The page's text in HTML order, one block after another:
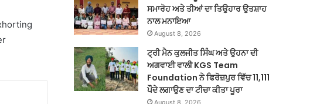
ਸਮਾਰੋਹ ਅਤੇ ਤੀਆਂ ਦਾ ਤਿਉਹਾਰ ਉਤਸ਼ਾਹ
ਨਾਲ ਮਨਾਇਆ
August 8, 2026
ਟ੍ਰੀ ਮੈਨ ਕੁਲਜੀਤ ਸਿੰਘ ਅਤੇ ਉਹਨਾ ਦੀ
ਅਗਵਾਈ ਵਾਲੀ KGS Team
Foundation ਨੇ ਫਿਰੋਜ਼ਪੁਰ ਵਿੱਚ 11,111
ਪੌਦੇ ਲਗਾਉਣ ਦਾ ਟੀਚਾ ਕੀਤਾ ਪੂਰਾ
August 8, 2026